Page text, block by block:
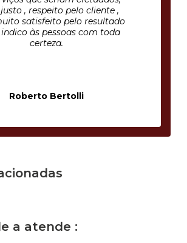
, respeito pelo cliente ,
satisfeito pelo resultado
às pessoas com toda
certeza.
Roberto Bertolli
a atende :